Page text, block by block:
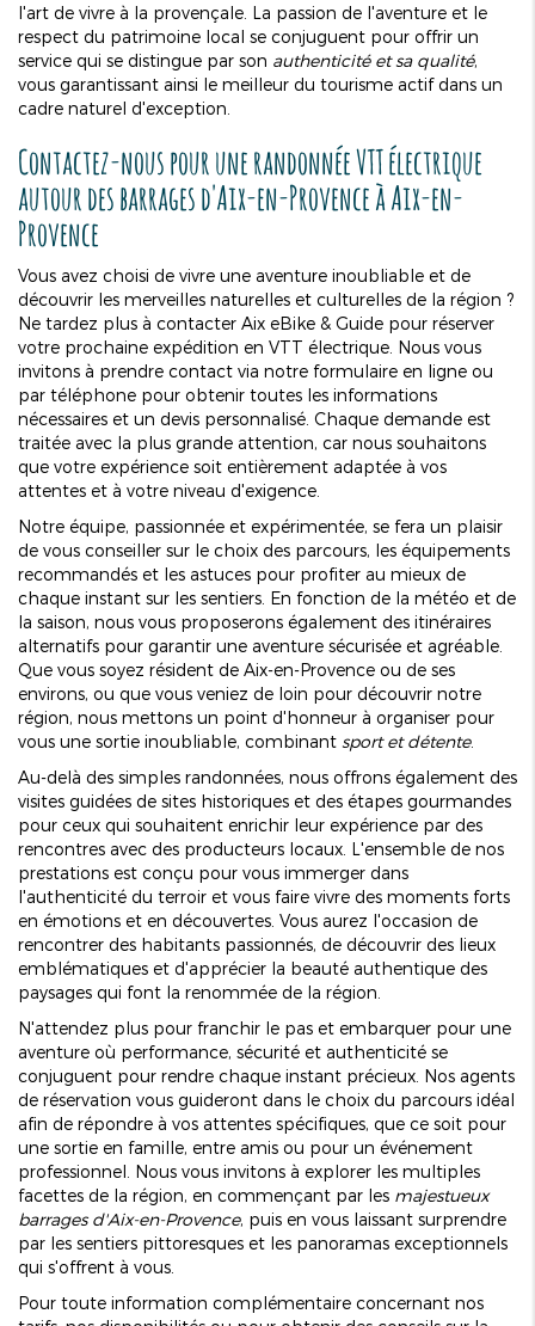
l'art de vivre à la provençale. La passion de l'aventure et le
respect du patrimoine local se conjuguent pour offrir un
service qui se distingue par son authenticité et sa qualité,
vous garantissant ainsi le meilleur du tourisme actif dans un
cadre naturel d'exception.
Contactez-nous pour une randonnée VTT électrique
autour des barrages d'Aix-en-Provence à Aix-en-
Provence
Vous avez choisi de vivre une aventure inoubliable et de
découvrir les merveilles naturelles et culturelles de la région ?
Ne tardez plus à contacter Aix eBike & Guide pour réserver
votre prochaine expédition en VTT électrique. Nous vous
invitons à prendre contact via notre formulaire en ligne ou
par téléphone pour obtenir toutes les informations
nécessaires et un devis personnalisé. Chaque demande est
traitée avec la plus grande attention, car nous souhaitons
que votre expérience soit entièrement adaptée à vos
attentes et à votre niveau d'exigence.
Notre équipe, passionnée et expérimentée, se fera un plaisir
de vous conseiller sur le choix des parcours, les équipements
recommandés et les astuces pour profiter au mieux de
chaque instant sur les sentiers. En fonction de la météo et de
la saison, nous vous proposerons également des itinéraires
alternatifs pour garantir une aventure sécurisée et agréable.
Que vous soyez résident de Aix-en-Provence ou de ses
environs, ou que vous veniez de loin pour découvrir notre
région, nous mettons un point d'honneur à organiser pour
vous une sortie inoubliable, combinant sport et détente.
Au-delà des simples randonnées, nous offrons également des
visites guidées de sites historiques et des étapes gourmandes
pour ceux qui souhaitent enrichir leur expérience par des
rencontres avec des producteurs locaux. L'ensemble de nos
prestations est conçu pour vous immerger dans
l'authenticité du terroir et vous faire vivre des moments forts
en émotions et en découvertes. Vous aurez l'occasion de
rencontrer des habitants passionnés, de découvrir des lieux
emblématiques et d'apprécier la beauté authentique des
paysages qui font la renommée de la région.
N'attendez plus pour franchir le pas et embarquer pour une
aventure où performance, sécurité et authenticité se
conjuguent pour rendre chaque instant précieux. Nos agents
de réservation vous guideront dans le choix du parcours idéal
afin de répondre à vos attentes spécifiques, que ce soit pour
une sortie en famille, entre amis ou pour un événement
professionnel. Nous vous invitons à explorer les multiples
facettes de la région, en commençant par les majestueux
barrages d'Aix-en-Provence, puis en vous laissant surprendre
par les sentiers pittoresques et les panoramas exceptionnels
qui s'offrent à vous.
Pour toute information complémentaire concernant nos